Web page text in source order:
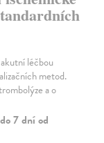
léčbou
metod.
a o
7 dní od